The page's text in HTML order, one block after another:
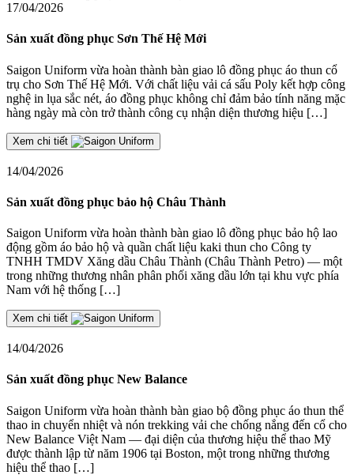
17/04/2026
Sản xuất đồng phục Sơn Thế Hệ Mới
Saigon Uniform vừa hoàn thành bàn giao lô đồng phục áo thun cổ
trụ cho Sơn Thế Hệ Mới. Với chất liệu vải cá sấu Poly kết hợp công
nghệ in lụa sắc nét, áo đồng phục không chỉ đảm bảo tính năng mặc
hàng ngày mà còn trở thành công cụ nhận diện thương hiệu […]
Xem chi tiết
14/04/2026
Sản xuất đồng phục bảo hộ Châu Thành
Saigon Uniform vừa hoàn thành bàn giao lô đồng phục bảo hộ lao
động gồm áo bảo hộ và quần chất liệu kaki thun cho Công ty
TNHH TMDV Xăng dầu Châu Thành (Châu Thành Petro) — một
trong những thương nhân phân phối xăng dầu lớn tại khu vực phía
Nam với hệ thống […]
Xem chi tiết
14/04/2026
Sản xuất đồng phục New Balance
Saigon Uniform vừa hoàn thành bàn giao bộ đồng phục áo thun thể
thao in chuyển nhiệt và nón trekking vải che chống nắng đến cổ cho
New Balance Việt Nam — đại diện của thương hiệu thể thao Mỹ
được thành lập từ năm 1906 tại Boston, một trong những thương
hiệu thể thao […]